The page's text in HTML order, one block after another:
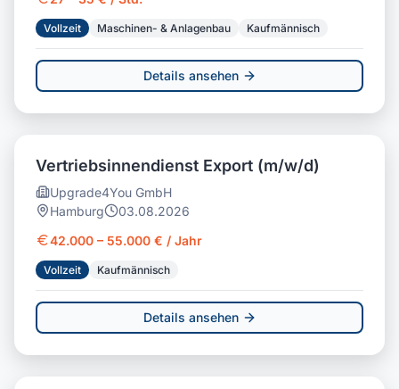
Vollzeit Maschinen- & Anlagenbau Kaufmännisch
Details ansehen
Vertriebsinnendienst Export (m/w/d)
Upgrade4You GmbH
Hamburg
03.08.2026
42.000 – 55.000 € / Jahr
Vollzeit Kaufmännisch
Details ansehen